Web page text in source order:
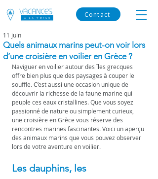
Contact
Quels animaux marins peut-on voir lors
d’une croisière en voilier en Grèce ?
11 juin
Naviguer en voilier autour des îles grecques
offre bien plus que des paysages à couper le
souffle. C’est aussi une occasion unique de
découvrir la richesse de la faune marine qui
peuple ces eaux cristallines. Que vous soyez
passionné de nature ou simplement curieux,
une croisière en Grèce vous réserve des
rencontres marines fascinantes. Voici un aperçu
des animaux marins que vous pouvez observer
lors de votre aventure en voilier.
Les dauphins, les